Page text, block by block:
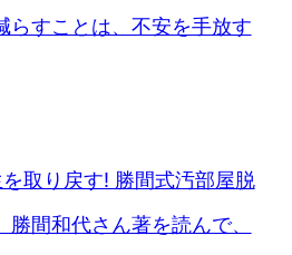
らすことは、不安を手放す
を取り戻す! 勝間式汚部屋脱
勝間和代さん著を読んで、